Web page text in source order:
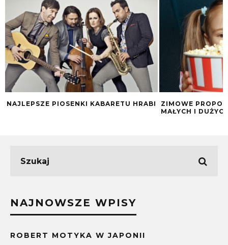
NAJLEPSZE PIOSENKI KABARETU HRABI
ZIMOWE
MAŁYCH I
NAJNOWSZE WPISY
ROBERT MOTYKA W JAPONII